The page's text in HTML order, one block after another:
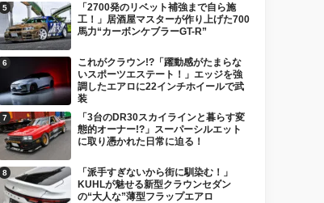
「2700発のリベット補強まで自ら施
工！」居酒屋マスターが作り上げた700
馬力“カーボンケブラーGT-R”
これがクラウン!?「躍動感がたまらな
いスポーツエステート！」エッジを強
調したエアロに22インチホイールで武
装
「3台のDR30スカイラインと暮らす変
態的オーナー!?」スーパーシルエット
に取り憑かれた日常に迫る！
「派手すぎないから街に馴染む！」
KUHLが魅せる新型クラウンセダン
の“大人な”薄型フラップエアロ